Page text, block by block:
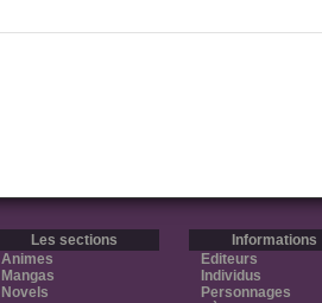
Les sections
Animes
Mangas
Novels
Informations
Editeurs
Individus
Personnages